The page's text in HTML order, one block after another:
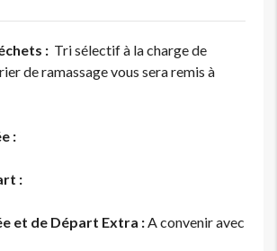
: Tri sélectif à la charge de
de ramassage vous sera remis à
:
:
et de Départ Extra :A convenir avec